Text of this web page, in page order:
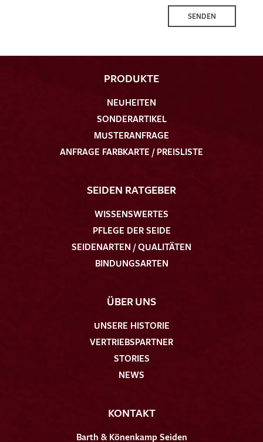
SENDEN
PRODUKTE
NEUHEITEN
SONDERARTIKEL
MUSTERANFRAGE
ANFRAGE FARBKARTE / PREISLISTE
SEIDEN RATGEBER
WISSENSWERTES
PFLEGE DER SEIDE
SEIDENARTEN / QUALITÄTEN
BINDUNGSARTEN
ÜBER UNS
UNSERE HISTORIE
VERTRIEBSPARTNER
STORIES
NEWS
KONTAKT
Barth & Könenkamp Seiden